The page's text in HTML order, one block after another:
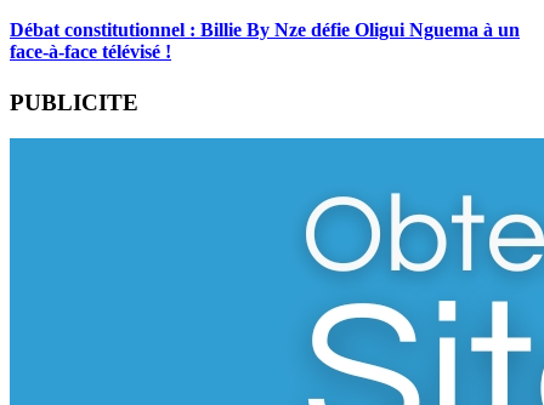
Débat constitutionnel : Billie By Nze défie Oligui Nguema à un
face-à-face télévisé !
PUBLICITE